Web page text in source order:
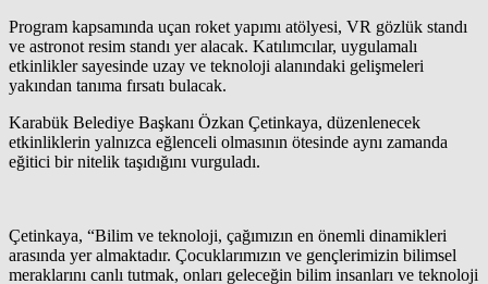
Program kapsamında uçan roket yapımı atölyesi, VR gözlük standı
ve astronot resim standı yer alacak. Katılımcılar, uygulamalı
etkinlikler sayesinde uzay ve teknoloji alanındaki gelişmeleri
yakından tanıma fırsatı bulacak.
Karabük Belediye Başkanı Özkan Çetinkaya, düzenlenecek
etkinliklerin yalnızca eğlenceli olmasının ötesinde aynı zamanda
eğitici bir nitelik taşıdığını vurguladı.
Çetinkaya, “Bilim ve teknoloji, çağımızın en önemli dinamikleri
arasında yer almaktadır. Çocuklarımızın ve gençlerimizin bilimsel
meraklarını canlı tutmak, onları geleceğin bilim insanları ve teknoloji